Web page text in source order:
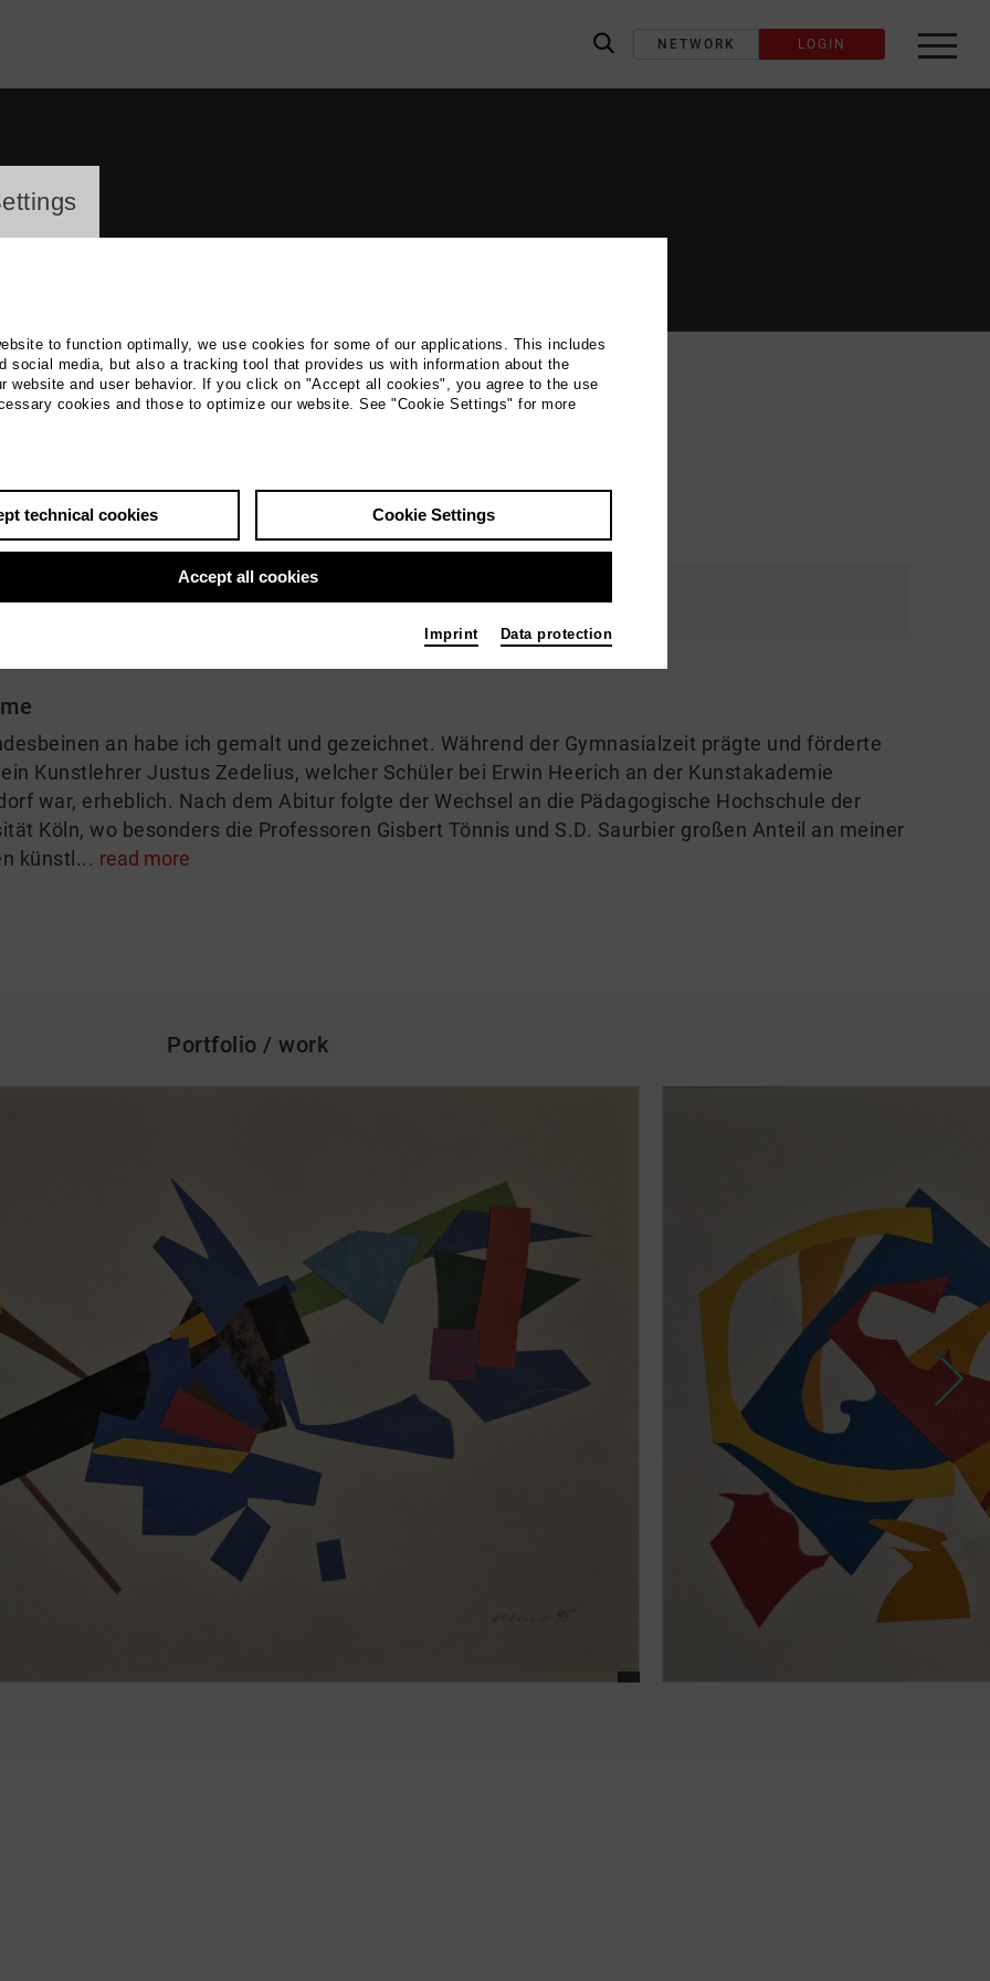
label_search
NETWORK LOGIN
Czysch
KUNST ist immer mehr als man sieht ...
an habe ich gemalt und gezeichnet. Während der Gymnasialzeit prägte und förderte
Kunstlehrer Justus Zedelius, welcher Schüler bei Erwin Heerich an der Kunstakademie
war, erheblich. Nach dem Abitur folgte der Wechsel an die Pädagogische Hochschule der
Köln, wo besonders die Professoren Gisbert Tönnis und S.D. Saurbier großen Anteil an meiner
künstl... read more
Portfolio / work
to function optimally, we use cookies for some of our applications. This includes
social media, but also a tracking tool that provides us with information about the
website and user behavior. If you click on "Accept all cookies", you agree to the use
cookies and those to optimize our website. See "Cookie Settings" for more
technical cookies Cookie Settings
Accept all cookies
Imprint Data protection